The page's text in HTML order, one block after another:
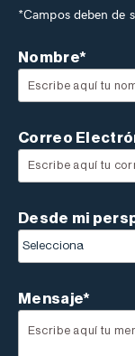
*Campos deben de
Nombre*
Correo
Desde mi
Mensaje*